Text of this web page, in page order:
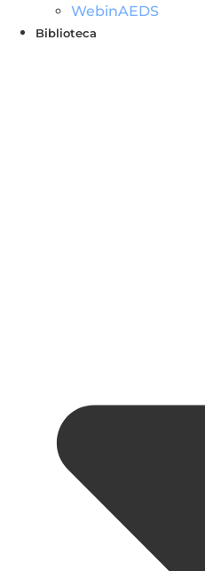
WebinAEDS
Biblioteca